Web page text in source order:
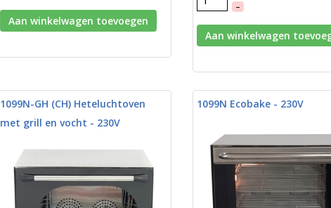
Aan winkelwagen toevoegen
–
Aan winkelwagen
1099N-GH (CH) Heteluchtoven
met grill en vocht - 230V
1099N Ecobake - 230V